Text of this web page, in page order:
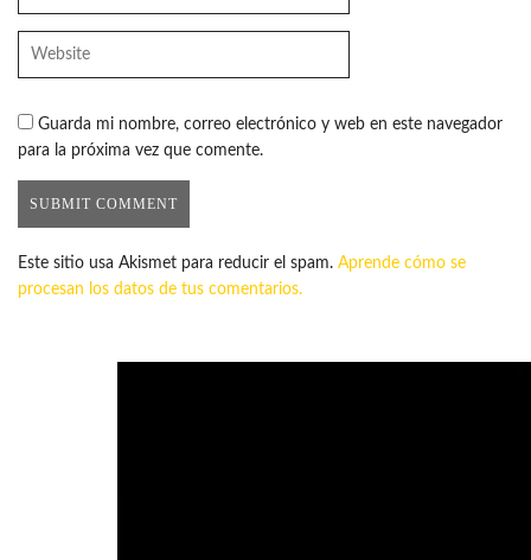
Guarda mi nombre, correo electrónico y web en este navegador
para la próxima vez que comente.
Este sitio usa Akismet para reducir el spam. Aprende cómo se
procesan los datos de tus comentarios.